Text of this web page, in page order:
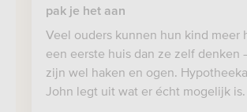
pak je het aan
Veel ouders kunnen hun kind meer
een eerste huis dan ze zelf denken
zijn wel haken en ogen.
John legt uit wat er écht mogelijk is.